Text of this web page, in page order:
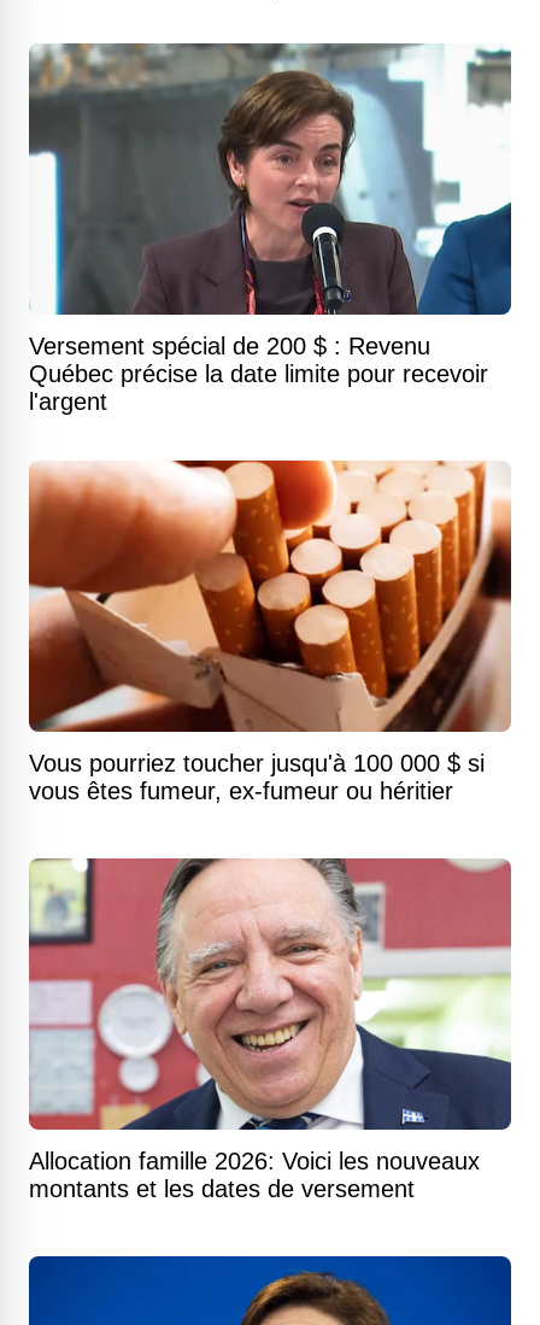
Versement spécial de 200 $ : Revenu
Québec précise la date limite pour recevoir
l'argent
Vous pourriez toucher jusqu'à 100 000 $ si
vous êtes fumeur, ex-fumeur ou héritier
Allocation famille 2026: Voici les nouveaux
montants et les dates de versement